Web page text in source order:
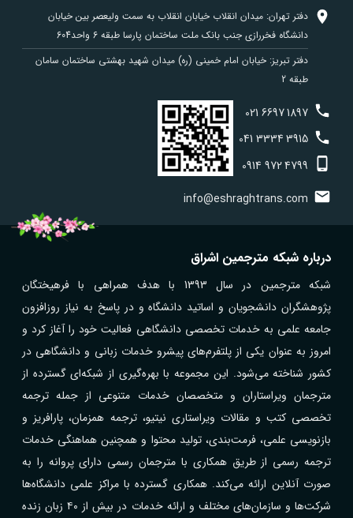
دفتر تهران: میدان انقلاب خیابان انقلاب به سمت ولیعصر بین خیابان
دانشگاه فخررازی جنب بانک ملت ساختمان پارسا طبقه 6 واحد604
دفتر تبریز: خیابان امام خمینی (ره) میدان شهید بهشتی ساختمان سامان
طبقه 2
021 66971897
041 33343915
0914 9724799
info@eshraghtrans.com
درباره شبکه مترجمین اشراق
شبکه مترجمین در سال 1393 با هدف همراهی با فرهیختگان
پژوهشگران دانشجویان و اساتید دانشگاه و در پاسخ به نیاز روزافزون
جامعه علمی به خدمات تخصصی دانشگاهی فعالیت خود را آغاز کرد و
امروز به عنوان یکی از پلتفرم‌های پیشرو خدمات زبانی و دانشگاهی در
کشور شناخته می‌شود. این مجموعه با بهره‌گیری از شبکه‌ای گسترده از
مترجمان ویراستاران و متخصصان خدمات متنوعی از جمله ترجمه
تخصصی کتب و مقالات ویراستاری نیتیو، ترجمه همزمان، پارافریز و
بازنویسی علمی، فرمت‌بندی، تولید محتوا و همچنین هماهنگی خدمات
ترجمه رسمی از طریق همکاری با مترجمان رسمی دارای پروانه را به
صورت آنلاین ارائه می‌کند. همکاری گسترده با مراکز علمی دانشگاه‌ها
شرکت‌ها و سازمان‌های مختلف و ارائه خدمات در بیش از ۴۰ زبان زنده